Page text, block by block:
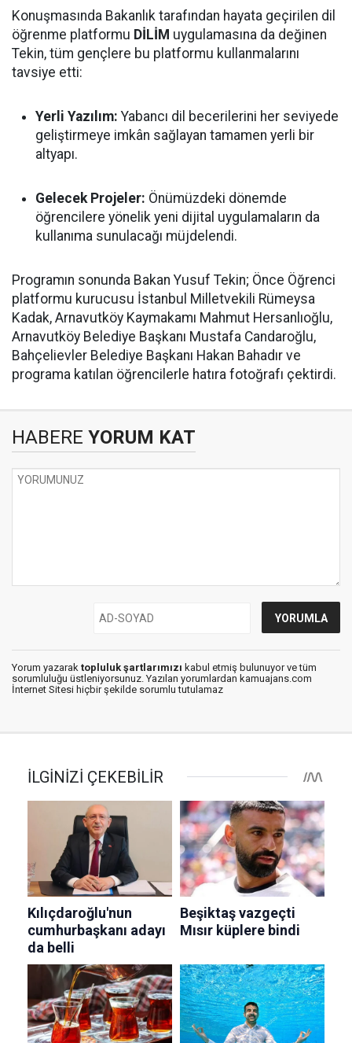
Konuşmasında Bakanlık tarafından hayata geçirilen dil
öğrenme platformu DİLİM uygulamasına da değinen
Tekin, tüm gençlere bu platformu kullanmalarını
tavsiye etti:
Yerli Yazılım: Yabancı dil becerilerini her seviyede
geliştirmeye imkân sağlayan tamamen yerli bir
altyapı.
Gelecek Projeler: Önümüzdeki dönemde
öğrencilere yönelik yeni dijital uygulamaların da
kullanıma sunulacağı müjdelendi.
Programın sonunda Bakan Yusuf Tekin; Önce Öğrenci
platformu kurucusu İstanbul Milletvekili Rümeysa
Kadak, Arnavutköy Kaymakamı Mahmut Hersanlıoğlu,
Arnavutköy Belediye Başkanı Mustafa Candaroğlu,
Bahçelievler Belediye Başkanı Hakan Bahadır ve
programa katılan öğrencilerle hatıra fotoğrafı çektirdi.
HABERE YORUM KAT
Yorum yazarak topluluk şartlarımızı kabul etmiş bulunuyor ve tüm
sorumluluğu üstleniyorsunuz. Yazılan yorumlardan kamuajans.com
İnternet Sitesi hiçbir şekilde sorumlu tutulamaz